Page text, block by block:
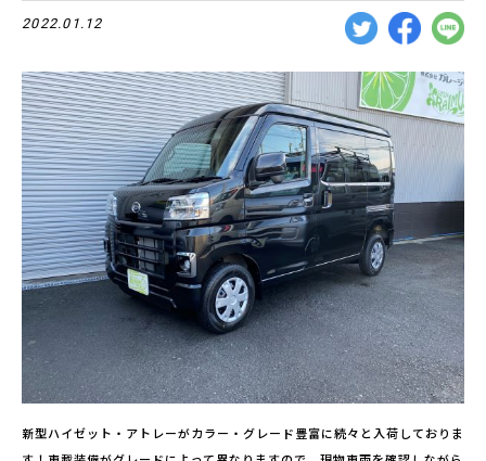
2022.01.12
新型ハイゼット・アトレーがカラー・グレード豊富に続々と入荷しておりま